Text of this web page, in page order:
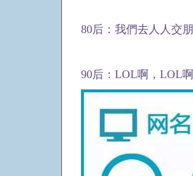
80后：我們去人人交
90后：LOL啊，LOL啊